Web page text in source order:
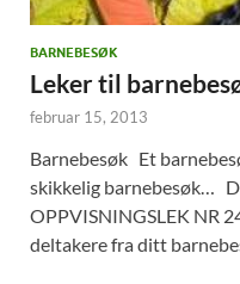
BARNEBESØK
Leker til
februar 15, 2013
Barnebesøk Et
skikkelig barnebesøk…
OPPVISNINGSLEK NR
deltakere fra ditt